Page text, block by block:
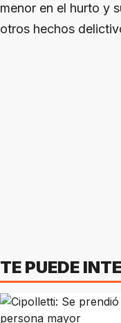
menor en el hurto y
otros hechos
TE PUEDE